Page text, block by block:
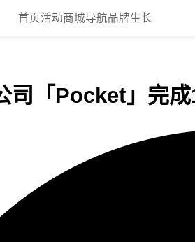
首页 活动商城导航品牌生长
司「Pocket」完